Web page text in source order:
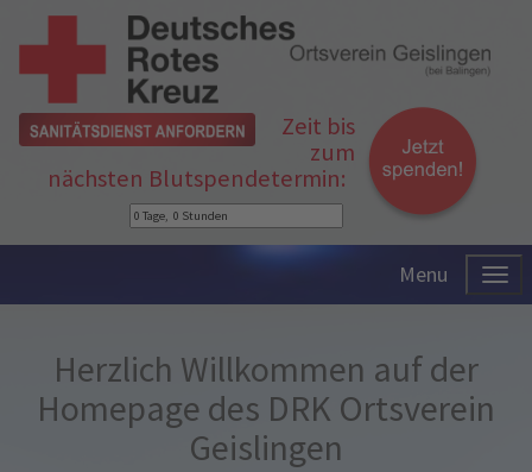
Zeit bis
zum
nächsten Blutspendetermin:
Menu
Herzlich Willkommen auf der
Homepage des DRK Ortsverein
Geislingen